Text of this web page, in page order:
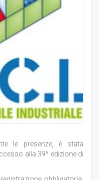
le presenze, è stata
alla 39^ edizione di